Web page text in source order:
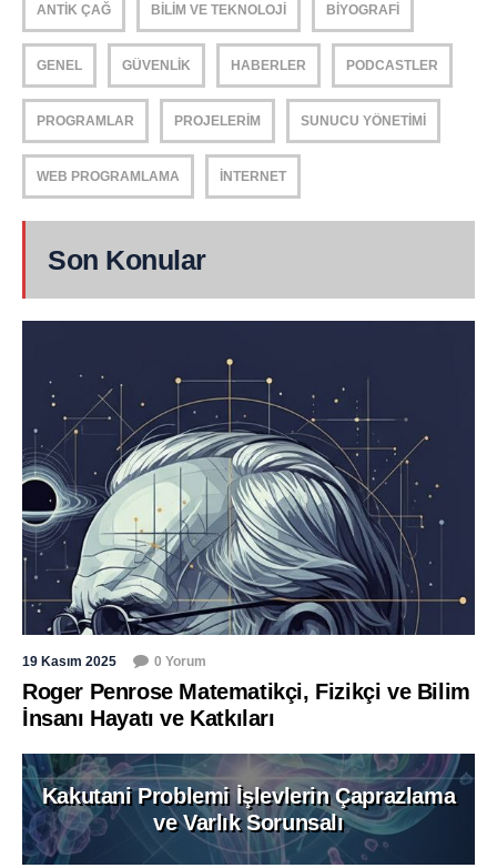
ANTIK ÇAĞ BILIM VE TEKNOLOJI BIYOGRAFI
GENEL GÜVENLIK HABERLER PODCASTLER
PROGRAMLAR PROJELERIM SUNUCU YÖNETIMI
WEB PROGRAMLAMA İNTERNET
Son Konular
19 Kasım 2025 0 Yorum
Roger Penrose Matematikçi, Fizikçi ve Bilim
İnsanı Hayatı ve Katkıları
Kakutani Problemi İşlevlerin Çaprazlama
ve Varlık Sorunsalı